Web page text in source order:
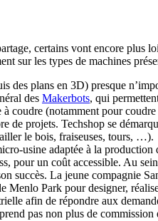
certains vont encore plus
sur les types de machines
des plans en 3D) presque
des Makerbots, qui
(notamment pour
de projets. Techshop se
le bois, fraiseuses, tours, …).
usine adaptée à la
pour un coût accessible. Au
succès. La jeune compagnie
Menlo Park pour designer,
afin de répondre aux
pas non plus de commission